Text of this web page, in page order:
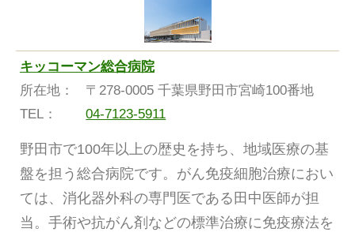
キッコーマン総合病院
所在地：
〒278-0005 千葉県野田市宮崎100番地
TEL：
04-7123-5911
野田市で100年以上の歴史を持ち、地域医療の基
盤を担う総合病院です。がん免疫細胞治療におい
ては、消化器外科の専門医である田中医師が担
当。手術や抗がん剤などの標準治療に免疫療法を